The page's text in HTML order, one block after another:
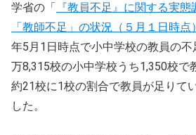
学省の「
『教員不足』に関する実態
「教師不足」の状況（５月１日時点）
年5月1日時点で小中学校の教員の
万8,315校の小中学校うち1,350校で
約21校に1校の割合で教員が足りて
した。